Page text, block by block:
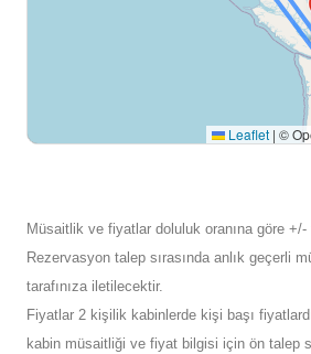
Leaflet | ©
Müsaitlik ve fiyatlar doluluk oranına göre +/-
Rezervasyon talep sırasında anlık geçerli
tarafınıza iletilecektir.
Fiyatlar 2 kişilik kabinlerde kişi başı
kabin müsaitliği ve fiyat bilgisi için ön talep